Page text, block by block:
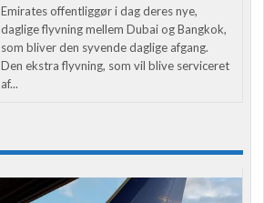
Emirates offentliggør i dag deres nye,
daglige flyvning mellem Dubai og Bangkok,
som bliver den syvende daglige afgang.
Den ekstra flyvning, som vil blive serviceret
af...